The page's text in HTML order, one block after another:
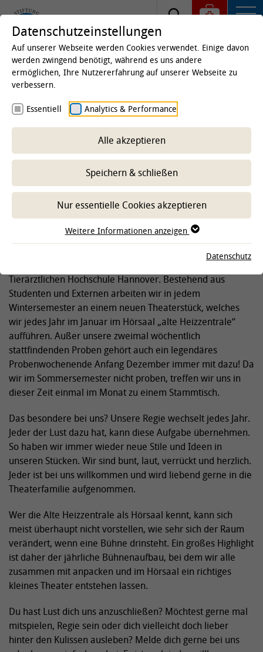
Startseite
Angebote
TiHo-Theater AG
-- Unterbereich wählen --
WILLKOMMEN BEIM TIHO THEATER!
Tierärztlichen Hochschule Hannover. Bestehend aus
Studenten und Externen arbeiten wir in jedem
Wintersemester an einem neuen Theaterstück, welches
wir jedes Jahr im Januar im Hörsaal „alte Heizzentrale“
aufführen. Außer unsere zweimal wöchentlich
stattfindenden Proben gehört auch ein legendäres
Probenwochenende Anfang Dezember immer mit dazu! Da
wir im Sommersemester nicht proben, treffen wir uns in
dieser Zeit einmal im Monat zu einem Stammtisch.
Das besondere bei uns? Unsere Regie wechselt jedes Jahr.
Jeder der Lust dazu hat, kann diese Aufgabe übernehmen.
So haben wir immer wieder neue Stile und Ideen in
unseren Stücken. Wir sind bunt, laut, verrückt und herzlich.
Jeder ist bei uns willkommen und wird liebend gerne in die
Theaterfamilie aufgenommen.
Wer die Alte Heizzentrale als Hörsaal kennt, kann sich
meist überhaupt nicht vorstellen, wie sehr sich der Raum
verändert, wenn eine Bühne drinsteht. Ein großes Highlight
ist daher der jährliche Bühnenaufbau, bei dem wir alle
zusammen mit anpacken und im Hörsaal ein richtiges
kleines Theater entstehen lassen.
Du hast Lust dich uns anzuschließen? Möchtest gerne mal
mitspielen, Regie sein oder dich vielleicht doch lieber
hinter den Kulissen ausleben? Melde dich gerne bei uns
Datenschutzeinstellungen
Auf unserer Webseite werden Cookies verwendet. Einige davon
werden zwingend benötigt, während es uns andere
ermöglichen, Ihre Nutzererfahrung auf unserer Webseite zu
verbessern.
Essentiell Analytics & Performance
Alle akzeptieren
Speichern & schließen
Nur essentielle Cookies akzeptieren
Weitere Informationen anzeigen
Datenschutz